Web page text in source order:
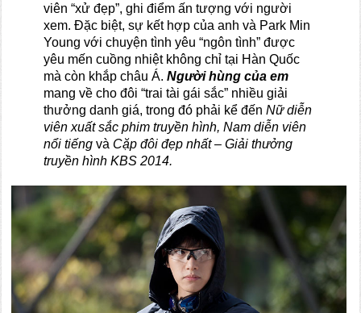
viên “xử đẹp”, ghi điểm ấn tượng với người
xem. Đặc biệt, sự kết hợp của anh và Park Min
Young với chuyện tình yêu “ngôn tình” được
yêu mến cuồng nhiệt không chỉ tại Hàn Quốc
mà còn khắp châu Á.Người hùng của em
mang về cho đôi “trai tài gái sắc” nhiều giải
thưởng danh giá, trong đó phải kể đếnNữ diễn
viên xuất sắc phim truyền hình, Nam diễn viên
nổi tiếngvà Cặp đôi đẹp nhất – Giải thưởng
truyền hình KBS 2014.